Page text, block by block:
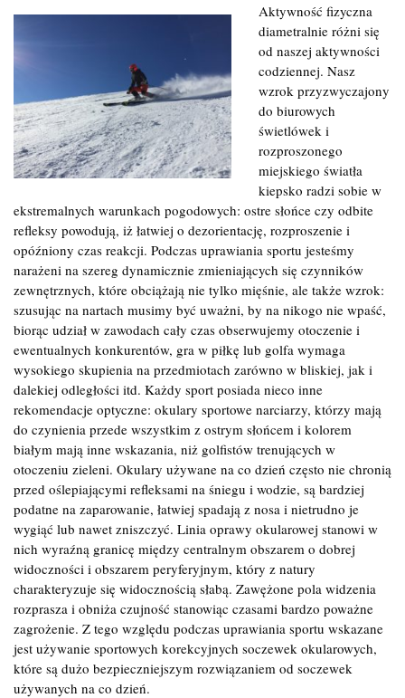
Aktywność fizyczna
diametralnie różni się
od naszej aktywności
codziennej. Nasz
wzrok przyzwyczajony
do biurowych
świetlówek i
rozproszonego
miejskiego światła
kiepsko radzi sobie w
ekstremalnych warunkach pogodowych: ostre słońce czy odbite
refleksy powodują, iż łatwiej o dezorientację, rozproszenie i
opóźniony czas reakcji. Podczas uprawiania sportu jesteśmy
narażeni na szereg dynamicznie zmieniających się czynników
zewnętrznych, które obciążają nie tylko mięśnie, ale także wzrok:
szusując na nartach musimy być uważni, by na nikogo nie wpaść,
biorąc udział w zawodach cały czas obserwujemy otoczenie i
ewentualnych konkurentów, gra w piłkę lub golfa wymaga
wysokiego skupienia na przedmiotach zarówno w bliskiej, jak i
dalekiej odległości itd. Każdy sport posiada nieco inne
rekomendacje optyczne: okulary sportowe narciarzy, którzy mają
do czynienia przede wszystkim z ostrym słońcem i kolorem
białym mają inne wskazania, niż golfistów trenujących w
otoczeniu zieleni. Okulary używane na co dzień często nie chronią
przed oślepiającymi refleksami na śniegu i wodzie, są bardziej
podatne na zaparowanie, łatwiej spadają z nosa i nietrudno je
wygiąć lub nawet zniszczyć. Linia oprawy okularowej stanowi w
nich wyraźną granicę między centralnym obszarem o dobrej
widoczności i obszarem peryferyjnym, który z natury
charakteryzuje się widocznością słabą. Zawężone pola widzenia
rozprasza i obniża czujność stanowiąc czasami bardzo poważne
zagrożenie. Z tego względu podczas uprawiania sportu wskazane
jest używanie sportowych korekcyjnych soczewek okularowych,
które są dużo bezpieczniejszym rozwiązaniem od soczewek
używanych na co dzień.